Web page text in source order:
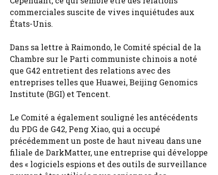
commerciales suscite de vives inquiétudes aux
États-Unis.
Dans sa lettre à Raimondo, le Comité spécial de la
Chambre sur le Parti communiste chinois a noté
que G42 entretient des relations avec des
entreprises telles que Huawei, Beijing Genomics
Institute (BGI) et Tencent.
Le Comité a également souligné les antécédents
du PDG de G42, Peng Xiao, qui a occupé
précédemment un poste de haut niveau dans une
filiale de DarkMatter, une entreprise qui développe
des « logiciels espions et des outils de surveillance